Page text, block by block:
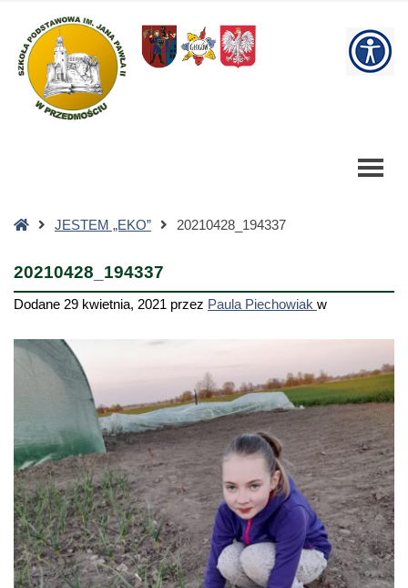
Szkoła
Podstawowa
StronaJESTEM „EKO” 20210428_194337
20210428_194337
Dodane 29 kwietnia, 2021 przez Paula Piechowiak w